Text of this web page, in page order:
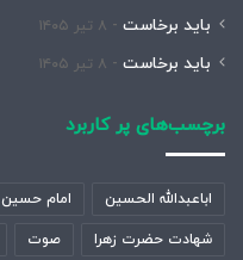
باید برخاست ۸ تیر ۱۴۰۵
باید برخاست ۸ تیر ۱۴۰۵
برچسب‌های پر کاربرد
اباعبدالله الحسین امام حسین
شهادت حضرت زهرا صوت